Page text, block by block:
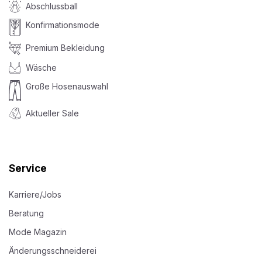
Abschlussball
Konfirmationsmode
Premium Bekleidung
Wäsche
Große Hosenauswahl
Aktueller Sale
Service
Karriere/Jobs
Beratung
Mode Magazin
Änderungsschneiderei